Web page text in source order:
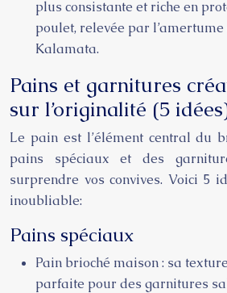
plus consistante et riche en
poulet, relevée par
Kalamata.
Pains et garnitures
sur l’originalité (5
Le pain est l’élément central du
pains spéciaux et des
surprendre vos convives. Voici 5
inoubliable:
Pains spéciaux
Pain brioché maison : sa
parfaite pour des garnitures